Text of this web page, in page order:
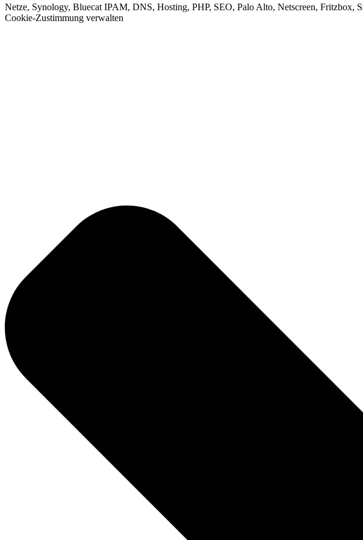
Netze, Synology, Bluecat IPAM, DNS, Hosting, PHP, SEO, Palo Alto, Netscreen, Fritzbox,
Cookie-Zustimmung verwalten